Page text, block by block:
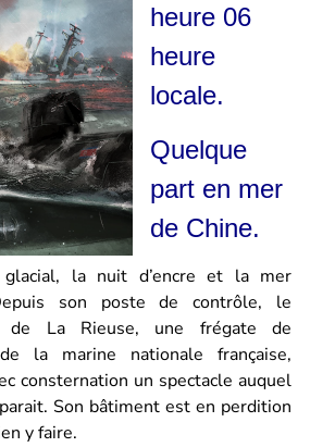
heure 06
heure
locale.
Quelque
part en mer
de Chine.
la nuit d’encre et la mer
son poste de contrôle, le
de La Rieuse, une frégate de
la marine nationale française,
consternation un spectacle auquel
Son bâtiment est en perdition
y faire.